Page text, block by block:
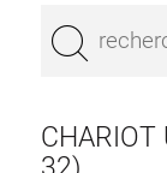
CHARIOT